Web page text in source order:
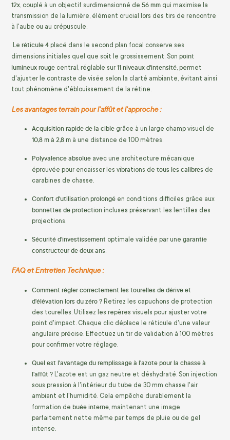
12x, couplé à un objectif surdimensionné de 56 mm qui maximise la
transmission de la lumière, élément crucial lors des tirs de rencontre
à l'aube ou au crépuscule.
Le réticule 4 placé dans le second plan focal conserve ses
dimensions initiales quel que soit le grossissement. Son point
lumineux rouge central, réglable sur 11 niveaux d'intensité, permet
d'ajuster le contraste de visée selon la clarté ambiante, évitant ainsi
tout phénomène d'éblouissement de la rétine.
Les avantages terrain pour l'affût et l'approche :
Acquisition rapide de la cible grâce à un large champ visuel de
10,8 m à 2,8 m à une distance de 100 mètres.
Polyvalence absolue avec une architecture mécanique
éprouvée pour encaisser les vibrations de tous les calibres de
carabines de chasse.
Confort d'utilisation prolongé en conditions difficiles grâce aux
bonnettes de protection incluses préservant les lentilles des
projections.
Sécurité d'investissement optimale validée par une garantie
constructeur de deux ans.
FAQ et Entretien Technique :
Comment régler correctement les tourelles de dérive et
d'élévation lors du zéro ? Retirez les capuchons de protection
des tourelles. Utilisez les repères visuels pour ajuster votre
point d'impact. Chaque clic déplace le réticule d'une valeur
angulaire précise. Effectuez un tir de validation à 100 mètres
pour confirmer votre réglage.
Quel est l'avantage du remplissage à l'azote pour la chasse à
l'affût ? L'azote est un gaz neutre et déshydraté. Son injection
sous pression à l'intérieur du tube de 30 mm chasse l'air
ambiant et l'humidité. Cela empêche durablement la
formation de buée interne, maintenant une image
parfaitement nette même par temps de pluie ou de gel
intense.